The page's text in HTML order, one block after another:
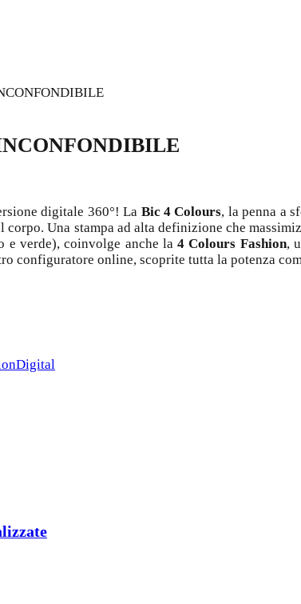
digitale 360°! La Bic 4 Colours, la penna a
Una stampa ad alta definizione che
e verde), coinvolge anche la4 Colours Fashion,
configuratore online, scoprite tutta la potenza